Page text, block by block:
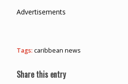
Advertisements
Tags: caribbean news
Share this entry